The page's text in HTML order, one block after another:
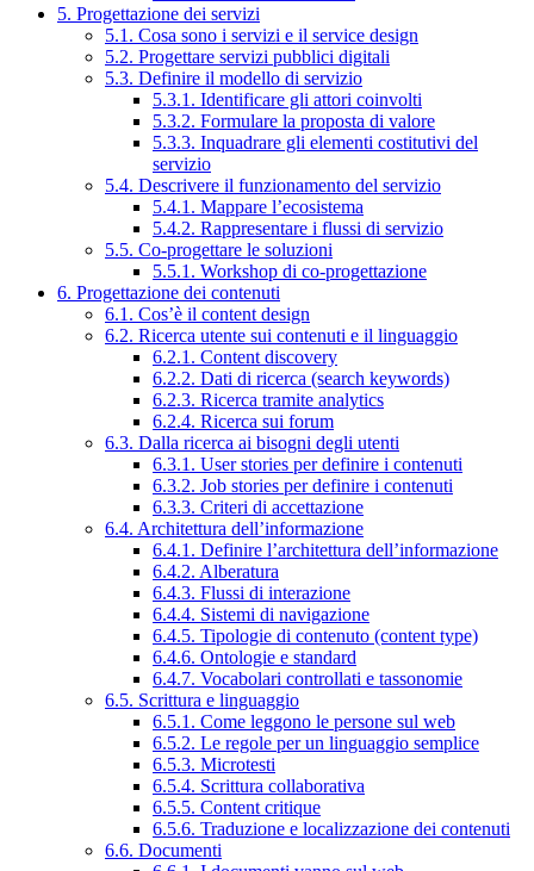
5. Progettazione dei servizi
5.1. Cosa sono i servizi e il service design
5.2. Progettare servizi pubblici digitali
5.3. Definire il modello di servizio
5.3.1. Identificare gli attori coinvolti
5.3.2. Formulare la proposta di valore
5.3.3. Inquadrare gli elementi costitutivi del
servizio
5.4. Descrivere il funzionamento del servizio
5.4.1. Mappare l’ecosistema
5.4.2. Rappresentare i flussi di servizio
5.5. Co-progettare le soluzioni
5.5.1. Workshop di co-progettazione
6. Progettazione dei contenuti
6.1. Cos’è il content design
6.2. Ricerca utente sui contenuti e il linguaggio
6.2.1. Content discovery
6.2.2. Dati di ricerca (search keywords)
6.2.3. Ricerca tramite analytics
6.2.4. Ricerca sui forum
6.3. Dalla ricerca ai bisogni degli utenti
6.3.1. User stories per definire i contenuti
6.3.2. Job stories per definire i contenuti
6.3.3. Criteri di accettazione
6.4. Architettura dell’informazione
6.4.1. Definire l’architettura dell’informazione
6.4.2. Alberatura
6.4.3. Flussi di interazione
6.4.4. Sistemi di navigazione
6.4.5. Tipologie di contenuto (content type)
6.4.6. Ontologie e standard
6.4.7. Vocabolari controllati e tassonomie
6.5. Scrittura e linguaggio
6.5.1. Come leggono le persone sul web
6.5.2. Le regole per un linguaggio semplice
6.5.3. Microtesti
6.5.4. Scrittura collaborativa
6.5.5. Content critique
6.5.6. Traduzione e localizzazione dei contenuti
6.6. Documenti